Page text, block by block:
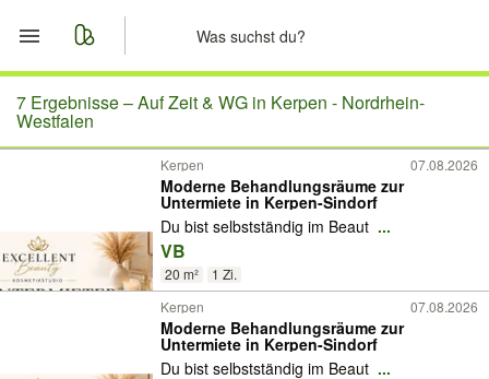
Start
Merkliste
Nachrichten
Anzeige aufgeben
7 Ergebnisse –Auf Zeit & WG in Kerpen - Nordrhein-
Westfalen
Kerpen 07.08.2026
Moderne Behandlungsräume zur
Untermiete in Kerpen-Sindorf
Du bist selbstständig im Beaut ...
VB
20 m²
1 Zi.
Kerpen
07.08.2026
Moderne Behandlungsräume zur
Untermiete in Kerpen-Sindorf
Du bist selbstständig im Beaut ...